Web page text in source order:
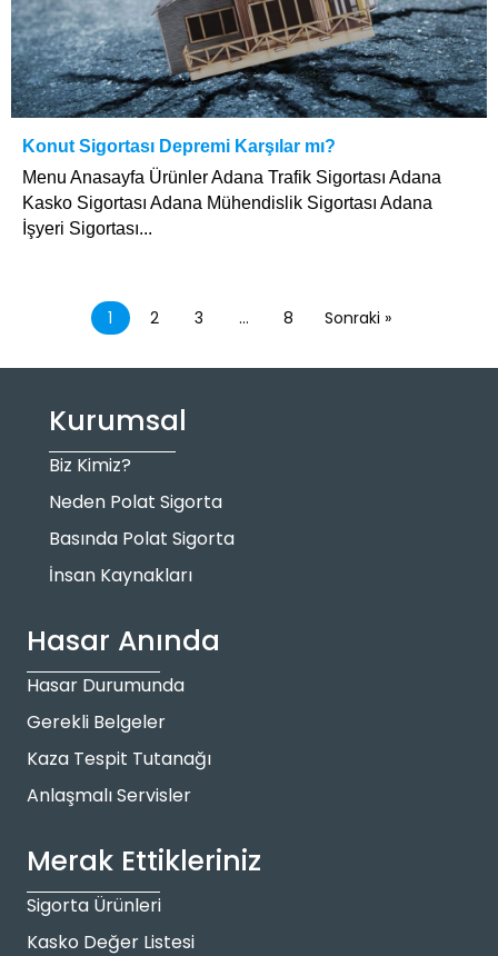
Konut Sigortası Depremi Karşılar mı?
Menu Anasayfa Ürünler Adana Trafik Sigortası Adana
Kasko Sigortası Adana Mühendislik Sigortası Adana
İşyeri Sigortası...
1 2 3 … 8 Sonraki »
Kurumsal
Biz Kimiz?
Neden Polat Sigorta
Basında Polat Sigorta
İnsan Kaynakları
Hasar Anında
Hasar Durumunda
Gerekli Belgeler
Kaza Tespit Tutanağı
Anlaşmalı Servisler
Merak Ettikleriniz
Sigorta Ürünleri
Kasko Değer Listesi